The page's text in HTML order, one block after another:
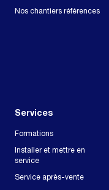
Nos chantiers références
Services
Formations
Installer et mettre en
service
Service après-vente